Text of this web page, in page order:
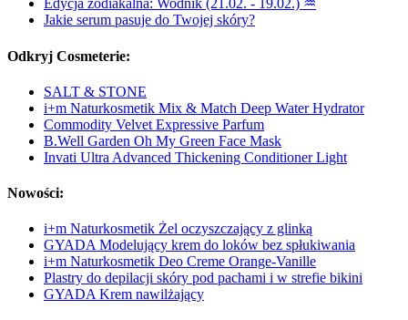
Edycja zodiakalna: Wodnik (21.02. - 19.02.) ♒
Jakie serum pasuje do Twojej skóry?
Odkryj Cosmeterie:
SALT & STONE
i+m Naturkosmetik Mix & Match Deep Water Hydrator
Commodity Velvet Expressive Parfum
B.Well Garden Oh My Green Face Mask
Invati Ultra Advanced Thickening Conditioner Light
Nowości:
i+m Naturkosmetik Żel oczyszczający z glinką
GYADA Modelujący krem do loków bez spłukiwania
i+m Naturkosmetik Deo Creme Orange-Vanille
Plastry do depilacji skóry pod pachami i w strefie bikini
GYADA Krem nawilżający